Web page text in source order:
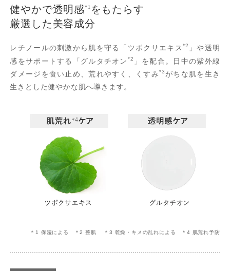
健やかで透明感*1 をもたらす
厳選した美容成分
レチノールの刺激から肌を守る「ツボクサエキス *2
」や透明
感をサポートする「グルタチオン *2
」を配合。日中の紫外線
ダメージを食い止め、荒れやすく、くすみ*3 がちな肌を生き
生きとした健やかな肌へ導きます。
＊1 保湿による ＊2 整肌 ＊3 乾燥・キメの乱れによる ＊4 肌荒れ予防